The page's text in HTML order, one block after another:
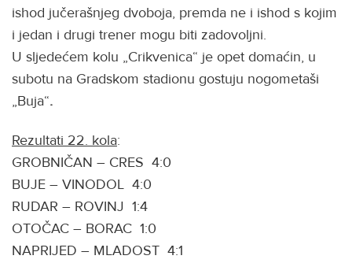
ishod jučerašnjeg dvoboja, premda ne i ishod s kojim
i jedan i drugi trener mogu biti zadovoljni.
U sljedećem kolu „Crikvenica“ je opet domaćin, u
subotu na Gradskom stadionu gostuju nogometaši
„Buja“.
Rezultati 22. kola:
GROBNIČAN – CRES 4:0
BUJE – VINODOL 4:0
RUDAR – ROVINJ 1:4
OTOČAC – BORAC 1:0
NAPRIJED – MLADOST 4:1